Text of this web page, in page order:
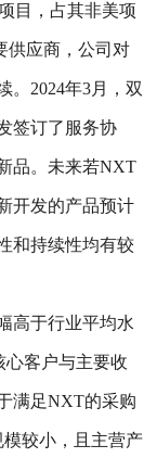
目，占其非美项
供应商，公司对
。2024年3月，双
签订了服务协
品。未来若NXT
开发的产品预计
和持续性均有较
高于行业平均水
客户与主要收
满足NXT的采购
较小，且主营产